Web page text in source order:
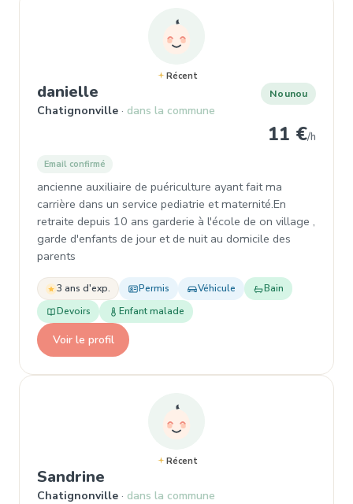
Récent
danielle
Chatignonville dans la commune
Nounou
11 €/h
Email confirmé
ancienne auxiliaire de puériculture ayant fait ma
carrière dans un service pediatrie et maternité.En
retraite depuis 10 ans garderie à l'école de on village ,
garde d'enfants de jour et de nuit au domicile des
parents
3 ans d'exp. Permis Véhicule
Bain
Devoirs
Enfant malade
Voir le profil
Récent
Sandrine
Chatignonville dans la commune